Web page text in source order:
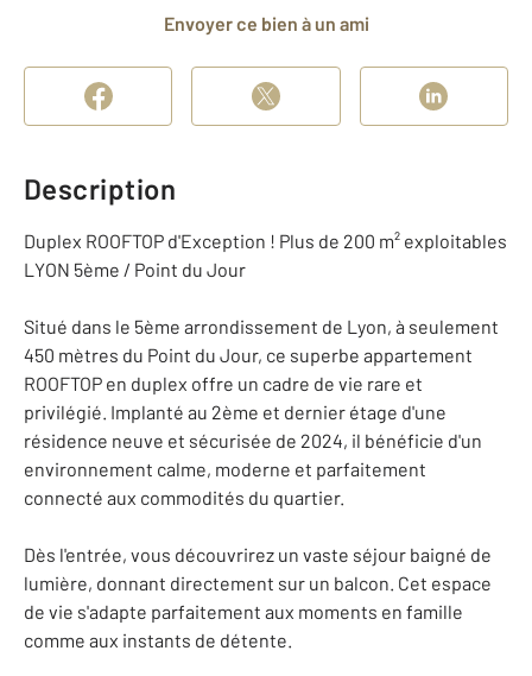
Envoyer ce bien à un ami
Description
Duplex ROOFTOP d'Exception ! Plus de 200 m² exploitables
LYON 5ème / Point du Jour
Situé dans le 5ème arrondissement de Lyon, à seulement
450 mètres du Point du Jour, ce superbe appartement
ROOFTOP en duplex offre un cadre de vie rare et
privilégié. Implanté au 2ème et dernier étage d'une
résidence neuve et sécurisée de 2024, il bénéficie d'un
environnement calme, moderne et parfaitement
connecté aux commodités du quartier.
Dès l'entrée, vous découvrirez un vaste séjour baigné de
lumière, donnant directement sur un balcon. Cet espace
de vie s'adapte parfaitement aux moments en famille
comme aux instants de détente.